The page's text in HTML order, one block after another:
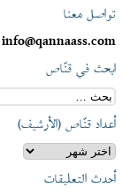
تواصل معنا
info@qannaass.com
ابحث في قنّاص
البحث
عن:
أعداد قنّاص (الأرشيف)
أعداد
قنّاص
أحدث التعليقات